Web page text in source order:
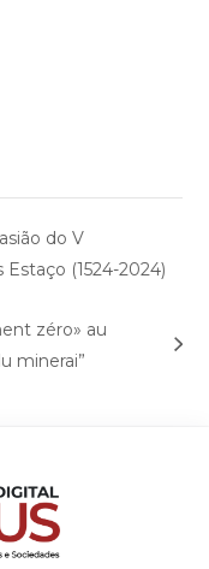
do V
(1524-2024)
zéro» au
minerai”